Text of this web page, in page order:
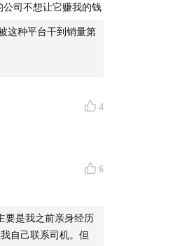
荐给朋友
用于 AI 模型训练
司不想让它赚我的钱
这种平台干到销量第
4
6
要是我之前亲身经历
自己联系司机。但